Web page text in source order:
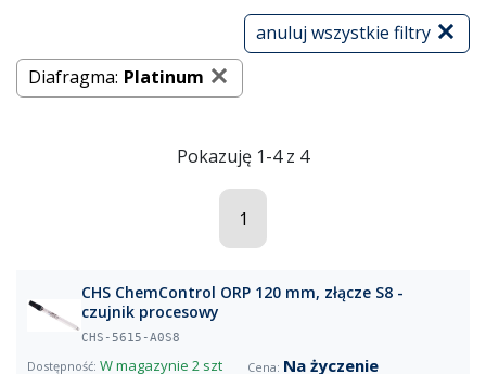
anuluj wszystkie filtry
Diafragma: Platinum
Pokazuję 1-4 z 4
1
CHS ChemControl ORP 120 mm, złącze S8 -
czujnik procesowy
CHS-5615-A0S8
W magazynie 2 szt
Na życzenie